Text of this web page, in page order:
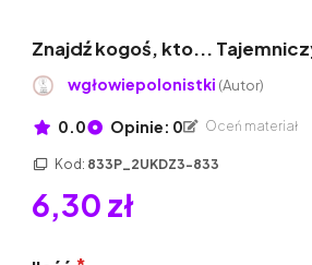
Znajdź kogoś, kto...
wgłowiepolonistki (Autor)
0.0 Opinie: 0 Oceń materiał
Kod: 833P_2UKDZ3-833
6,30 zł